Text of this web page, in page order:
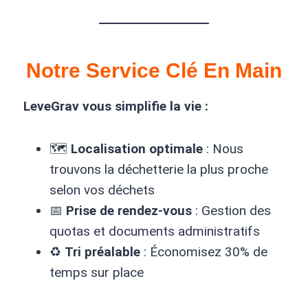
Notre Service Clé En Main
LeveGrav vous simplifie la vie :
🗺️ Localisation optimale : Nous
trouvons la déchetterie la plus proche
selon vos déchets
📅 Prise de rendez-vous : Gestion des
quotas et documents administratifs
♻️ Tri préalable : Économisez 30% de
temps sur place